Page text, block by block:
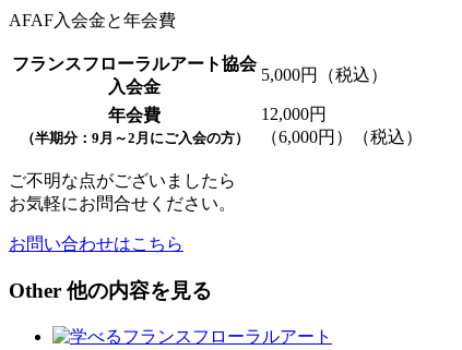
AFAF入会金と年会費
フランスフローラルアート協会
入会金
5,000円（税込）
年会費
（半期分：9月～2月にご入会の方）
12,000円
（6,000円）（税込）
ご不明な点がございましたら
お気軽にお問合せください。
お問い合わせはこちら
Other 他の内容を見る